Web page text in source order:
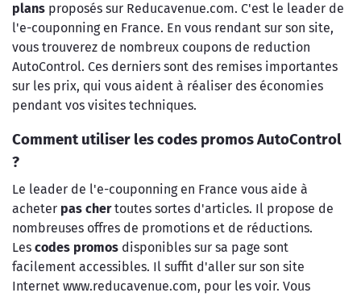
plans proposés sur Reducavenue.com. C'est le leader de
l'e-couponning en France. En vous rendant sur son site,
vous trouverez de nombreux coupons de reduction
AutoControl. Ces derniers sont des remises importantes
sur les prix, qui vous aident à réaliser des économies
pendant vos visites techniques.
Comment utiliser les codes promos AutoControl
?
Le leader de l'e-couponning en France vous aide à
acheter pas chertoutes sortes d'articles. Il propose de
nombreuses offres de promotions et de réductions.
Les codes promos disponibles sur sa page sont
facilement accessibles. Il suffit d'aller sur son site
Internet www.reducavenue.com, pour les voir. Vous